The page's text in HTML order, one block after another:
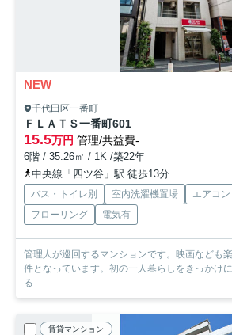
NEW
千代田区一番町
ＦＬＡＴＳ一番町601
15.5万円 管理/共益費-
6階 / 35.26㎡ / 1K /築22年
中央線「四ツ谷」駅 徒歩13分
バス・トイレ別 室内洗濯機置場 エアコン
フローリング
電気有
管理人が巡回するマンションです。映画なども
件となっています。初の一人暮らしをきっかけ
る
賃貸マンション